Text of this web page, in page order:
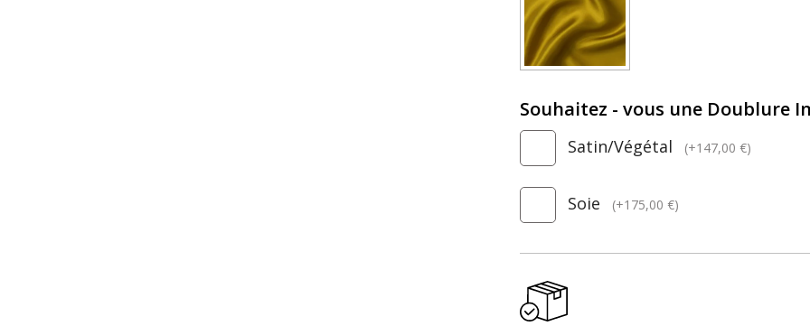
Souhaitez - vous une Doublure
Satin/Végétal (+147,00 €)
Soie (+175,00 €)